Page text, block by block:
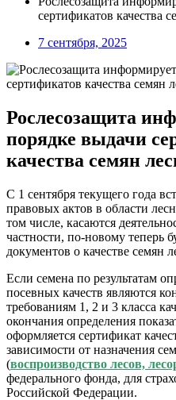
сертификатов качества
7 сентября, 2025
Рослесозащита
порядке выдачи
качества семян
С 1 сентября текущего года
правовых актов в области
том числе, касаются
частности, по-новому теперь
документов о качестве семян
Если семена по результатам
посевных качеств являются
требованиям 1, 2 и 3 класса
окончания определения
оформляется сертификат
зависимости от назначения
(воспроизводство лесов,
федерального фонда, для
Российской Федерации.